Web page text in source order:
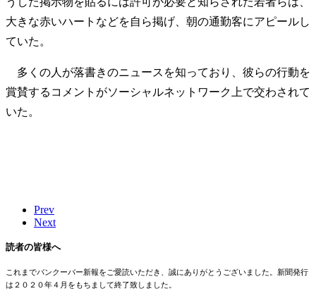
大きな赤いハートなどを自ら掲げ、朝の通勤客にアピールし
ていた。
多くの人が落書きのニュースを知っており、彼らの行動を
賞賛するコメントがソーシャルネットワーク上で交わされて
いた。
Prev
Next
読者の皆様へ
これまでバンクーバー新報をご愛読いただき、誠にありがとうございました。新聞発行
は２０２０年４月をもちまして終了致しました。